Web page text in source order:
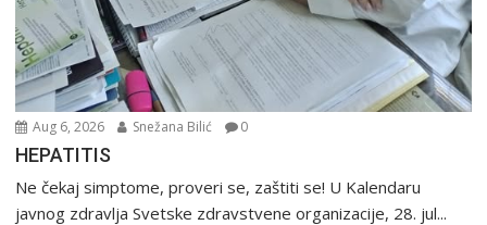
Aug 6, 2026 Snežana Bilić 0
HEPATITIS
Ne čekaj simptome, proveri se, zaštiti se! U Kalendaru
javnog zdravlja Svetske zdravstvene organizacije, 28. jul...